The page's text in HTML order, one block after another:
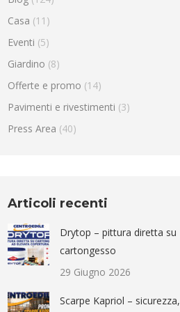
Casa (11)
Eventi (5)
Giardino (8)
Offerte e promo (14)
Pavimenti e rivestimenti (3)
Press Area (40)
Articoli recenti
Drytop – pittura diretta su
cartongesso
29 Giugno 2026
Scarpe Kapriol – sicurezza,